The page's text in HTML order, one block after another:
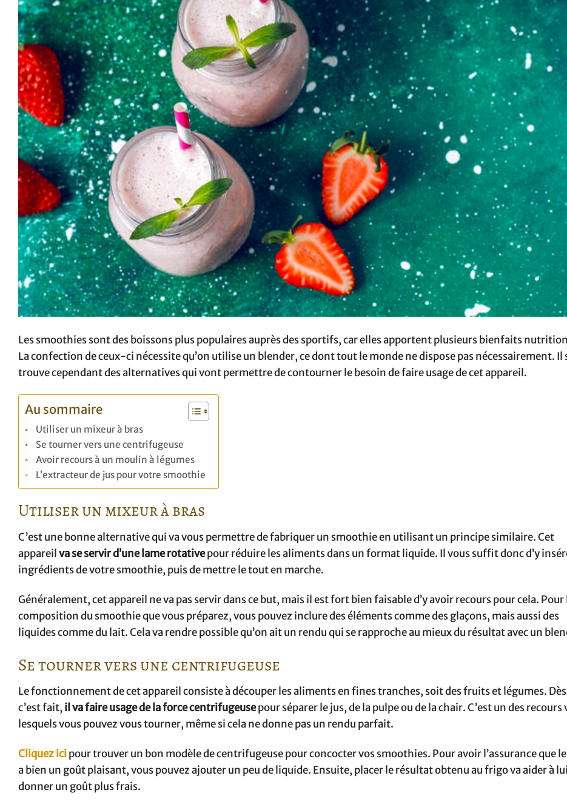
Les smoothies sont des boissons plus populaires auprès des sportifs, car elles apportent plusieurs bienfaits
La confection de ceux-ci nécessite qu’on utilise un blender, ce dont tout le monde ne dispose pas nécessairement. Il
trouve cependant des alternatives qui vont permettre de contourner le besoin de faire usage de cet appareil.
Au sommaire
Utiliser un mixeur à bras
Se tourner vers une centrifugeuse
Avoir recours à un moulin à légumes
L’extracteur de jus pour votre smoothie
Utiliser un mixeur à bras
C’est une bonne alternative qui va vous permettre de fabriquer un smoothie en utilisant un principe similaire. Cet
appareilva se servir d’une lame rotativepour réduire les aliments dans un format liquide. Il vous suffit donc d’y
ingrédients de votre smoothie, puis de mettre le tout en marche.
Généralement, cet appareil ne va pas servir dans ce but, mais il est fort bien faisable d’y avoir recours pour cela. Pour
composition du smoothie que vous préparez, vous pouvez inclure des éléments comme des glaçons, mais aussi des
liquides comme du lait. Cela va rendre possible qu’on ait un rendu qui se rapproche au mieux du résultat avec un
Se tourner vers une centrifugeuse
Le fonctionnement de cet appareil consiste à découper les aliments en fines tranches, soit des fruits et légumes.
c’est fait,il va faire usage de la force centrifugeusepour séparer le jus, de la pulpe ou de la chair. C’est un des recours
lesquels vous pouvez vous tourner, même si cela ne donne pas un rendu parfait.
Cliquez icipour trouver un bon modèle de centrifugeuse pour concocter vos smoothies. Pour avoir l’assurance que
a bien un goût plaisant, vous pouvez ajouter un peu de liquide. Ensuite, placer le résultat obtenu au frigo va aider à lui
donner un goût plus frais.